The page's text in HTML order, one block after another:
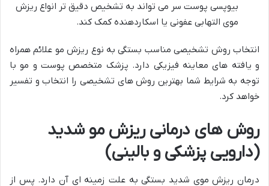
بیوپسی پوست سر می تواند به تشخیص دقیق تر انواع ریزش
موی التهابی عفونی یا اسکاردهنده کمک کند.
انتخاب روش تشخیصی مناسب بستگی به نوع ریزش مو علائم همراه
و یافته های معاینه فیزیکی دارد. پزشک متخصص پوست و مو با
توجه به شرایط شما بهترین روش های تشخیصی را انتخاب و تفسیر
خواهد کرد.
روش های درمانی ریزش مو شدید
(دارویی پزشکی و بالینی)
درمان ریزش موی شدید بستگی به علت زمینه ای آن دارد. پس از